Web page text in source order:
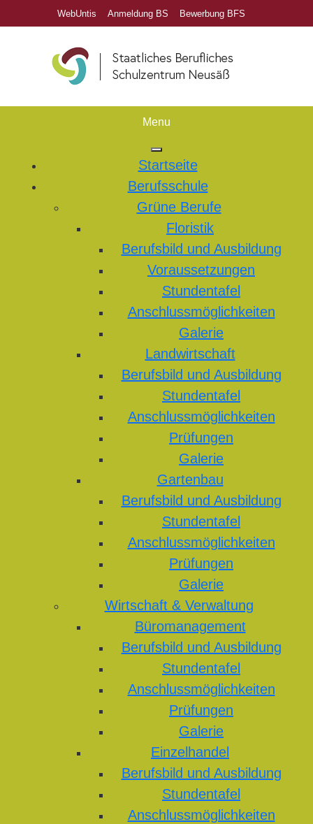
WebUntis Anmeldung BS Bewerbung BFS
Menu
Startseite
Berufsschule
Grüne Berufe
Floristik
Berufsbild und Ausbildung
Voraussetzungen
Stundentafel
Anschlussmöglichkeiten
Galerie
Landwirtschaft
Berufsbild und Ausbildung
Stundentafel
Anschlussmöglichkeiten
Prüfungen
Galerie
Gartenbau
Berufsbild und Ausbildung
Stundentafel
Anschlussmöglichkeiten
Prüfungen
Galerie
Wirtschaft & Verwaltung
Büromanagement
Berufsbild und Ausbildung
Stundentafel
Anschlussmöglichkeiten
Prüfungen
Galerie
Einzelhandel
Berufsbild und Ausbildung
Stundentafel
Anschlussmöglichkeiten